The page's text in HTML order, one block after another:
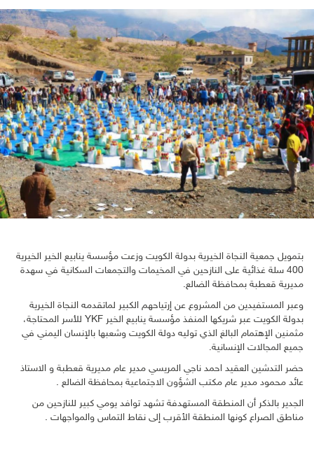
بتمويل جمعية النجاة الخيرية بدولة الكويت وزعت مؤسسة ينابيع الخير الخيرية
400 سلة غذائية على النازحين في المخيمات والتجمعات السكانية في سهدة
مديرية قعطبة بمحافظة الضالع.
وعبر المستفيدين من المشروع عن إرتياحهم الكبير لماتقدمه النجاة الخيرية
بدولة الكويت عبر شريكها المنفذ مؤسسة ينابيع الخير YKF للأسر المحتاجة،
مثمنين الإهتمام البالغ الذي توليه دولة الكويت وشعبها بالإنسان اليمني في
جميع المجالات الإنسانية.
حضر التدشين العقيد احمد ناجي المريسي مدير عام مديرية قعطبة و الاستاذ
عائد محمود مدير عام مكتب الشؤون الاجتماعية بمحافظة الضالع .
الجدير بالذكر أن المنطقة المستهدفة تشهد توافد يومي كبير للنازحين من
مناطق الصراع كونها المنطقة الأقرب إلى نقاط التماس والمواجهات .